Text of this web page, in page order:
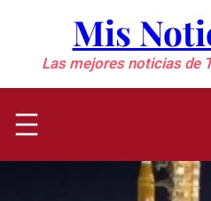
contenido
Mis
Las mejores noticias de